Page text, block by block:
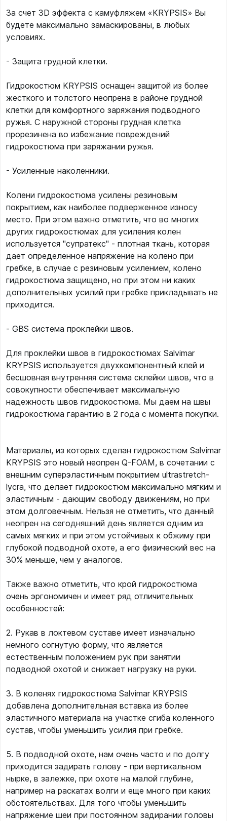
За счет 3D эффекта с камуфляжем «KRYPSIS» Вы
будете максимально замаскированы, в любых
условиях.
- Защита грудной клетки.
Гидрокостюм KRYPSIS оснащен защитой из более
жесткого и толстого неопрена в районе грудной
клетки для комфортного заряжания подводного
ружья. С наружной стороны грудная клетка
прорезинена во избежание повреждений
гидрокостюма при заряжании ружья.
- Усиленные наколенники.
Колени гидрокостюма усилены резиновым
покрытием, как наиболее подверженное износу
место. При этом важно отметить, что во многих
других гидрокостюмах для усиления колен
используется "супратекс" - плотная ткань, которая
дает определенное напряжение на колено при
гребке, в случае с резиновым усилением, колено
гидрокостюма защищено, но при этом ни каких
дополнительных усилий при гребке прикладывать не
приходится.
- GBS система проклейки швов.
Для проклейки швов в гидрокостюмах Salvimar
KRYPSIS используется двухкомпонентный клей и
бесшовная внутренняя система склейки швов, что в
совокупности обеспечивает максимальную
надежность швов гидрокостюма. Мы даем на швы
гидрокостюма гарантию в 2 года с момента покупки.
Материалы, из которых сделан гидрокостюм Salvimar
KRYPSIS это новый неопрен Q-FOAM, в сочетании с
внешним суперэластичным покрытием ultrastretch-
lycra, что делает гидрокостюм максимально мягким и
эластичным - дающим свободу движениям, но при
этом долговечным. Нельзя не отметить, что данный
неопрен на сегодняшний день является одним из
самых мягких и при этом устойчивых к обжиму при
глубокой подводной охоте, а его физический вес на
30% меньше, чем у аналогов.
Также важно отметить, что крой гидрокостюма
очень эргономичен и имеет ряд отличительных
особенностей:
2. Рукав в локтевом суставе имеет изначально
немного согнутую форму, что является
естественным положением рук при занятии
подводной охотой и снижает нагрузку на руки.
3. В коленях гидрокостюма Salvimar KRYPSIS
добавлена дополнительная вставка из более
эластичного материала на участке сгиба коленного
сустав, чтобы уменьшить усилия при гребке.
5. В подводной охоте, нам очень часто и по долгу
приходится задирать голову - при вертикальном
нырке, в залежке, при охоте на малой глубине,
например на раскатах волги и еще много при каких
обстоятельствах. Для того чтобы уменьшить
напряжение шеи при постоянном задирании головы